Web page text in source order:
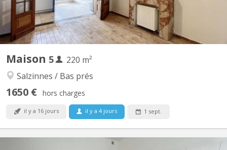
Maison 5
220 m²
Salzinnes / Bas prés
1650 € hors charges
il y a 16 jours il y a 4 jours 1 sept.